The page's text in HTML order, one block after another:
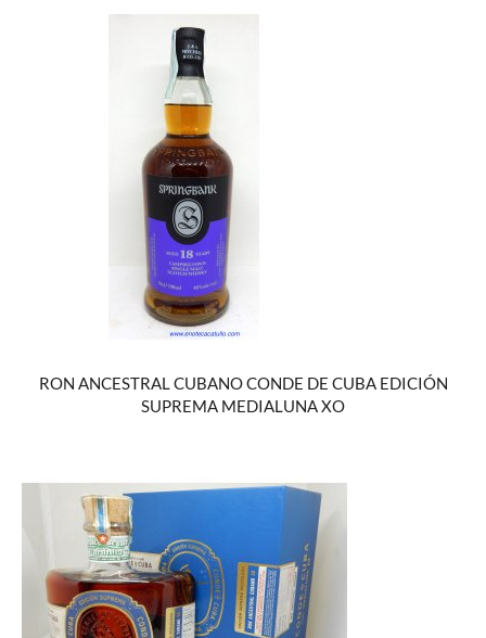
RON ANCESTRAL CUBANO CONDE DE CUBA EDICIÓN
SUPREMA MEDIALUNA XO